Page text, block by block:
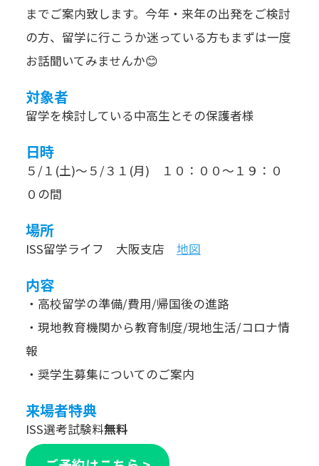
までご案内致します。今年・来年の出発をご検討
の方、留学に行こうか迷っている方もまずは一度
お話聞いてみませんか😊
対象者
留学を検討している中高生とその保護者様
日時
５/１(土)～５/３１(月) １０：００～１９：０
０の間
場所
ISS留学ライフ 大阪支店 地図
内容
・高校留学の準備/費用/帰国後の進路
・現地教育機関から教育制度/現地生活/コロナ情
報
・奨学生募集についてのご案内
来場者特典
ISS選考試験料無料